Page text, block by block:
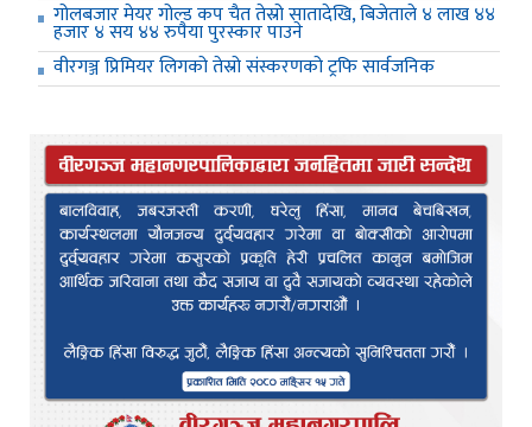
गोलबजार मेयर गोल्ड कप चैत तेस्रो सातादेखि, बिजेताले ४ लाख ४४
हजार ४ सय ४४ रुपैया पुरस्कार पाउने
वीरगञ्ज प्रिमियर लिगको तेस्रो संस्करणको ट्रफि सार्वजनिक